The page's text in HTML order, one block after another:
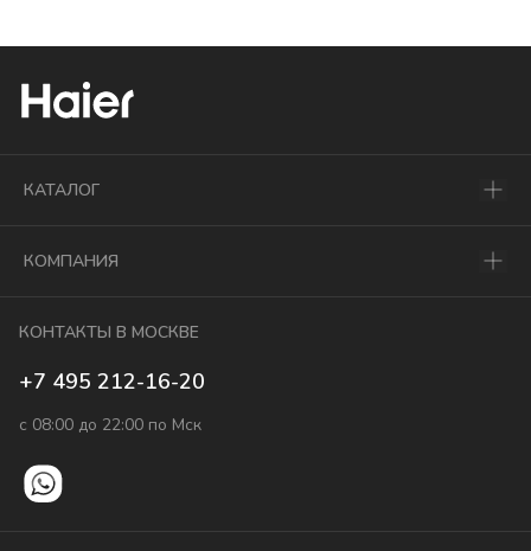
КАТАЛОГ
КОМПАНИЯ
КОНТАКТЫ В МОСКВЕ
+7 495 212-16-20
с 08:00 до 22:00 по Мск